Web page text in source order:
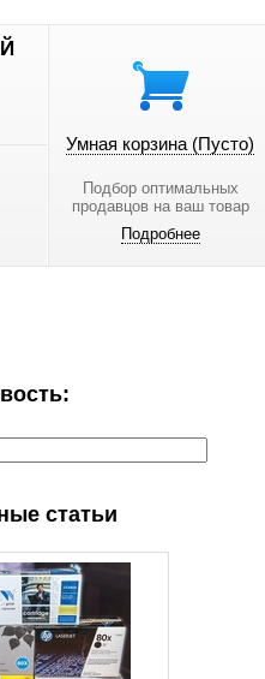
Умная корзина (Пусто)
Подбор оптимальных
продавцов на ваш товар
Подробнее
статьи